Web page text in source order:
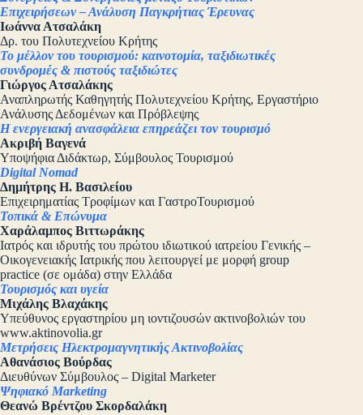
Επιχειρήσεων – Ανάλυση Παγκρήτιας Έρευνας
Ιωάννα Ατσαλάκη
Δρ. του Πολυτεχνείου Κρήτης
Το μέλλον του τουρισμού: καινοτομία, ταξιδιωτικές
συνδρομές & πιστούς ταξιδιώτες
Γιώργος Ατσαλάκης
Αναπληρωτής Καθηγητής Πολυτεχνείου Κρήτης, Εργαστήριο
Ανάλυσης Δεδομένων και Πρόβλεψης
Η ενεργειακή ανασφάλεια επηρεάζει τον τουρισμό
Ακριβή Βαγενά
Υποψήφια Διδάκτωρ, Σύμβουλος Τουρισμού
Digital Nomad
Δημήτρης Η. Βασιλείου
Επιχειρηματίας Τροφίμων και ΓαστροΤουρισμού
Τοπικά & Επώνυμα
Χαράλαμπος Βιττωράκης
Ιατρός και ιδρυτής του πρώτου ιδιωτικού ιατρείου Γενικής –
Οικογενειακής Ιατρικής που λειτουργεί με μορφή group
practice (σε ομάδα) στην Ελλάδα
Τουρισμός και υγεία
Μιχάλης Βλαχάκης
Υπεύθυνος εργαστηρίου μη ιοντιζουσών ακτινοβολιών του
www.aktinovolia.gr
Μετρήσεις Ηλεκτρομαγνητικής Ακτινοβολίας
Αθανάσιος Βούρδας
Διευθύνων Σύμβουλος – Digital Marketer
Ψηφιακό Marketing
Θεανώ Βρέντζου Σκορδαλάκη